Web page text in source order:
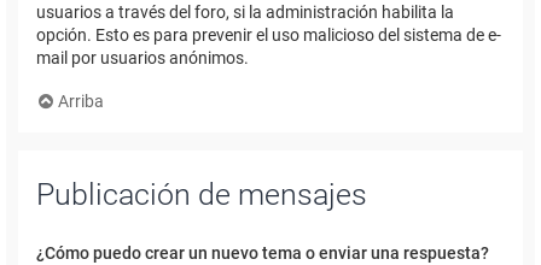
usuarios a través del foro, si la administración habilita la
opción. Esto es para prevenir el uso malicioso del sistema de e-
mail por usuarios anónimos.
Arriba
Publicación de mensajes
¿Cómo puedo crear un nuevo tema o enviar una respuesta?